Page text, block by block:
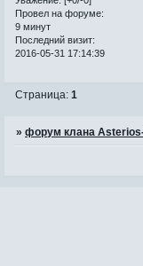
Провел на форуме:
9 минут
Последний визит:
2016-05-31 17:14:39
Страница:1
»форум клана